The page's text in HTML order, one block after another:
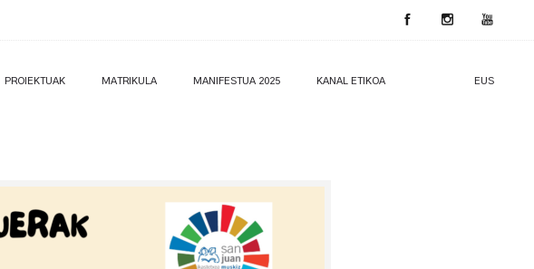
EUS
PROIEKTUAK MATRIKULA MANIFESTUA 2025 KANAL ETIKOA